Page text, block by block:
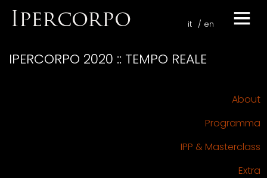
it en
IPERCORPO 2020 :: TEMPO REALE
About
Programma
IPP & Masterclass
Extra